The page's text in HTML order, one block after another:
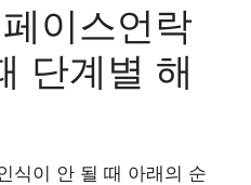
이스언락
단계별 해
식이 안 될 때 아래의 순